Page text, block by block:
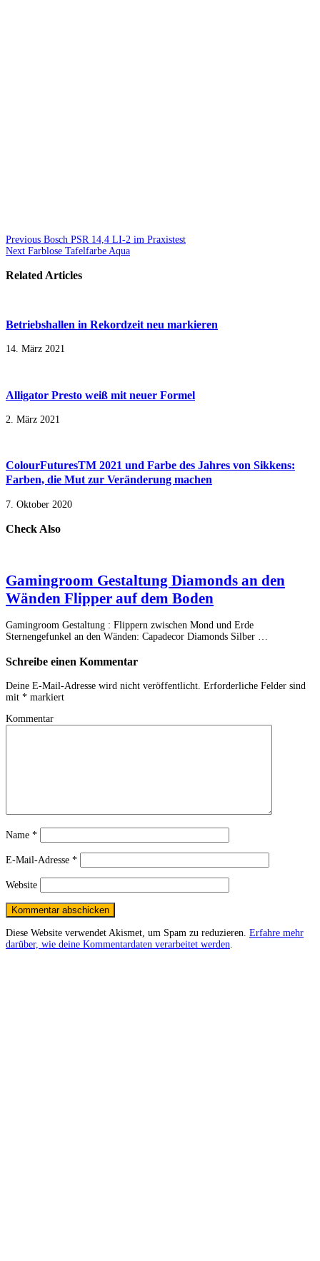
Previous Bosch PSR 14,4 LI-2 im Praxistest
Next Farblose Tafelfarbe Aqua
Related Articles
Betriebshallen in Rekordzeit neu markieren
14. März 2021
Alligator Presto weiß mit neuer Formel
2. März 2021
ColourFuturesTM 2021 und Farbe des Jahres von Sikkens:
Farben, die Mut zur Veränderung machen
7. Oktober 2020
Check Also
Gamingroom Gestaltung Diamonds an den
Wänden Flipper auf dem Boden
Gamingroom Gestaltung : Flippern zwischen Mond und Erde
Sternengefunkel an den Wänden: Capadecor Diamonds Silber …
Schreibe einen Kommentar
Deine E-Mail-Adresse wird nicht veröffentlicht. Erforderliche Felder sind
mit * markiert
Kommentar
Name *
E-Mail-Adresse *
Website
Diese Website verwendet Akismet, um Spam zu reduzieren. Erfahre mehr
darüber, wie deine Kommentardaten verarbeitet werden.